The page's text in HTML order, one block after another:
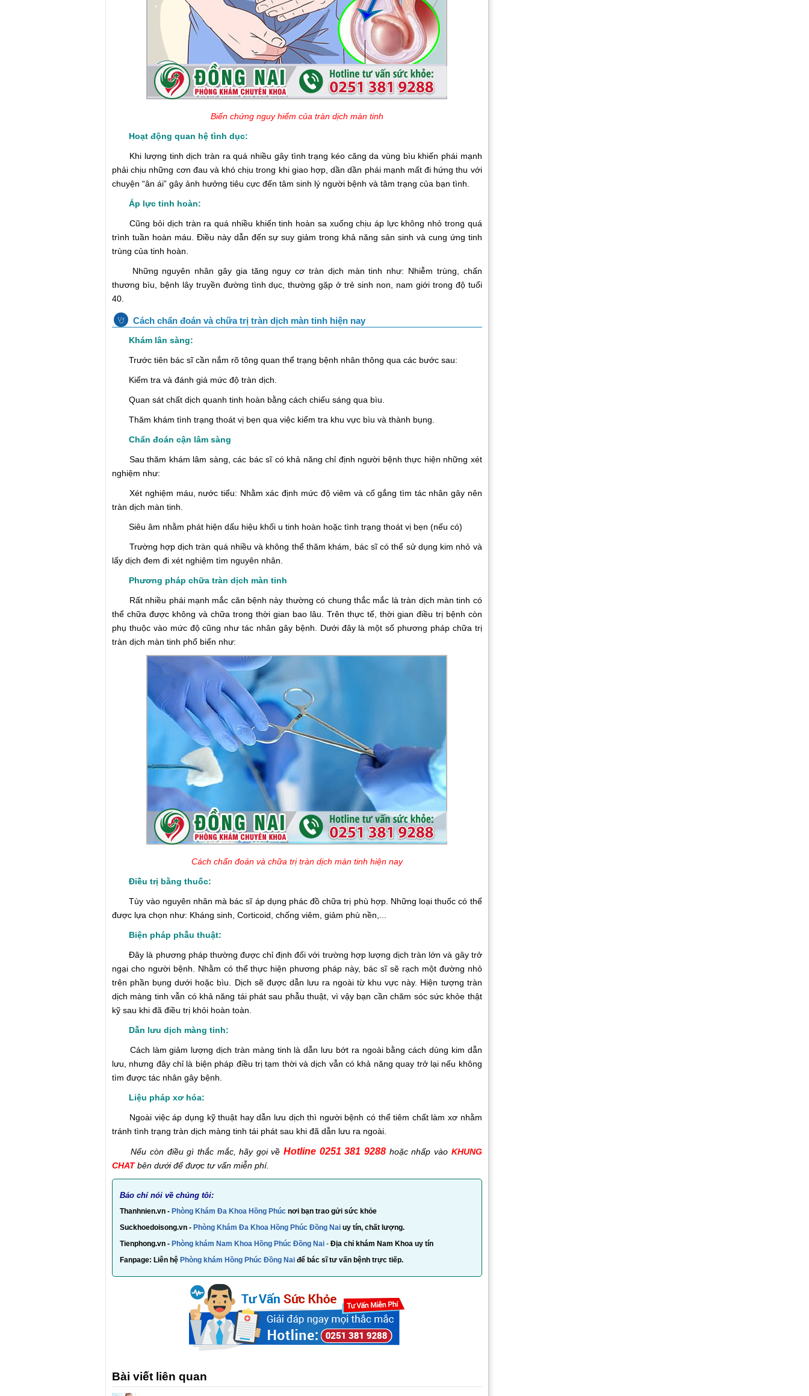
Biến chứng nguy hiểm của tràn dịch màn tinh
Hoạt động quan hệ tình dục:
Khi lượng tinh dịch tràn ra quá nhiều gây tình trạng kéo căng da vùng bìu khiến phái mạnh
phải chịu những cơn đau và khó chịu trong khi giao hợp, dần dần phái mạnh mất đi hứng thu với
chuyện “ân ái” gây ảnh hưởng tiêu cực đến tâm sinh lý người bệnh và tâm trạng của bạn tình.
Áp lực tinh hoàn:
Cũng bỏi dịch tràn ra quá nhiều khiến tinh hoàn sa xuống chịu áp lực không nhỏ trong quá
trình tuần hoàn máu. Điều này dẫn đến sự suy giảm trong khả năng sản sinh và cung ứng tinh
trùng của tinh hoàn.
Những nguyên nhân gây gia tăng nguy cơ tràn dịch màn tinh như: Nhiễm trùng, chấn
thương bìu, bệnh lây truyền đường tình dục, thường gặp ở trẻ sinh non, nam giới trong độ tuổi
40.
Cách chẩn đoán và chữa trị tràn dịch màn tinh hiện nay
Khám lân sàng:
Trước tiên bác sĩ cần nắm rõ tông quan thể trạng bệnh nhân thông qua các bước sau:
Kiểm tra và đánh giá mức độ tràn dịch.
Quan sát chất dịch quanh tinh hoàn bằng cách chiếu sáng qua bìu.
Thăm khám tình trạng thoát vị bẹn qua việc kiểm tra khu vực bìu và thành bụng.
Chẩn đoán cận lâm sàng
Sau thăm khám lâm sàng, các bác sĩ có khả năng chỉ định người bệnh thực hiện những xét
nghiệm như:
Xét nghiệm máu, nước tiểu: Nhằm xác định mức độ viêm và cố gắng tìm tác nhân gây nên
tràn dịch màn tinh.
Siêu âm nhằm phát hiện dấu hiệu khối u tinh hoàn hoặc tình trạng thoát vị bẹn (nếu có)
Trường hợp dịch tràn quá nhiều và không thể thăm khám, bác sĩ có thể sử dụng kim nhỏ và
lấy dịch đem đi xét nghiệm tìm nguyên nhân.
Phương pháp chữa tràn dịch màn tinh
Rất nhiều phái mạnh mắc căn bệnh này thường có chung thắc mắc là tràn dịch màn tinh có
thể chữa được không và chữa trong thời gian bao lâu. Trên thực tế, thời gian điều trị bệnh còn
phụ thuộc vào mức độ cũng như tác nhân gây bệnh. Dưới đây là một số phương pháp chữa trị
tràn dịch màn tinh phổ biến như:
Cách chẩn đoán và chữa trị tràn dịch màn tinh hiện nay
Điều trị bằng thuốc:
Tùy vào nguyên nhân mà bác sĩ áp dụng phác đồ chữa trị phù hợp. Những loại thuốc có thể
được lựa chọn như: Kháng sinh, Corticoid, chống viêm, giảm phù nền,...
Biện pháp phẫu thuật:
Đây là phương pháp thường được chỉ định đối với trường hợp lượng dịch tràn lớn và gây trở
ngại cho người bệnh. Nhằm có thể thực hiện phương pháp này, bác sĩ sẽ rạch một đường nhỏ
trên phần bụng dưới hoặc bìu. Dịch sẽ được dẫn lưu ra ngoài từ khu vực này. Hiện tượng tràn
dịch màng tinh vẫn có khả năng tái phát sau phẫu thuật, vì vậy bạn cần chăm sóc sức khỏe thật
kỹ sau khi đã điều trị khỏi hoàn toàn.
Dẫn lưu dịch màng tinh:
Cách làm giảm lượng dịch tràn màng tinh là dẫn lưu bớt ra ngoài bằng cách dùng kim dẫn
lưu, nhưng đây chỉ là biện pháp điều trị tạm thời và dịch vẫn có khả năng quay trở lại nếu không
tìm được tác nhân gây bệnh.
Liệu pháp xơ hóa:
Ngoài việc áp dụng kỹ thuật hay dẫn lưu dịch thì người bệnh có thể tiêm chất làm xơ nhằm
tránh tình trạng tràn dịch màng tinh tái phát sau khi đã dẫn lưu ra ngoài.
Nếu còn điều gì thắc mắc, hãy gọi vềHotline 0251 381 9288 hoặc nhấp vào KHUNG
CHATbên dưới để được tư vấn miễn phí.
Báo chí nói về chúng tôi:
Thanhnien.vn - Phòng Khám Đa Khoa Hồng Phúc nơi bạn trao gửi sức khỏe
Suckhoedoisong.vn - Phòng Khám Đa Khoa Hồng Phúc Đồng Nai uy tín, chất lượng.
Tienphong.vn - Phòng khám Nam Khoa Hồng Phúc Đồng Nai -Địa chỉ khám Nam Khoa uy tín
Fanpage: Liên hệ Phòng khám Hồng Phúc Đồng Nai để bác sĩ tư vấn bệnh trực tiếp.
Bài viết liên quan